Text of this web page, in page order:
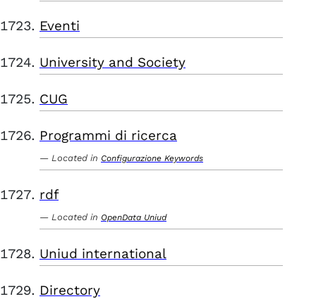
Eventi
University and Society
CUG
Programmi di ricerca
Located in Configurazione Keywords
rdf
Located in OpenData Uniud
Uniud international
Directory